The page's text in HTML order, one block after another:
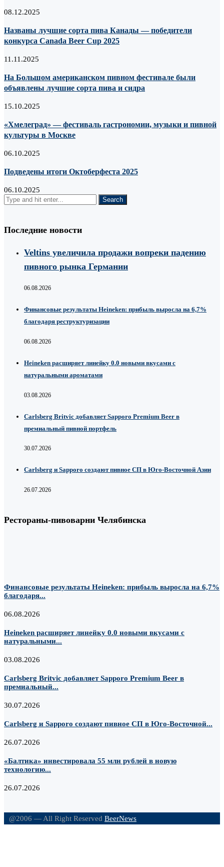
08.12.2025
Названы лучшие сорта пива Канады — победители
конкурса Canada Beer Cup 2025
11.11.2025
На Большом американском пивном фестивале были
объявлены лучшие сорта пива и сидра
15.10.2025
«Хмелеград» — фестиваль гастрономии, музыки и пивной
культуры в Москве
06.10.2025
Подведены итоги Октоберфеста 2025
06.10.2025
Последние новости
Veltins увеличила продажи вопреки падению
пивного рынка Германии
06.08.2026
Финансовые результаты Heineken: прибыль выросла на 6,7%
благодаря реструктуризации
06.08.2026
Heineken расширяет линейку 0.0 новыми вкусами с
натуральными ароматами
03.08.2026
Carlsberg Britvic добавляет Sapporo Premium Beer в
премиальный пивной портфель
30.07.2026
Carlsberg и Sapporo создают пивное СП в Юго-Восточной Азии
26.07.2026
Рестораны-пивоварни Челябинска
Финансовые результаты Heineken: прибыль выросла на 6,7%
благодаря...
06.08.2026
Heineken расширяет линейку 0.0 новыми вкусами с
натуральными...
03.08.2026
Carlsberg Britvic добавляет Sapporo Premium Beer в
премиальный...
30.07.2026
Carlsberg и Sapporo создают пивное СП в Юго-Восточной...
26.07.2026
«Балтика» инвестировала 55 млн рублей в новую
технологию...
26.07.2026
@2006 — All Right Reserved BeerNews